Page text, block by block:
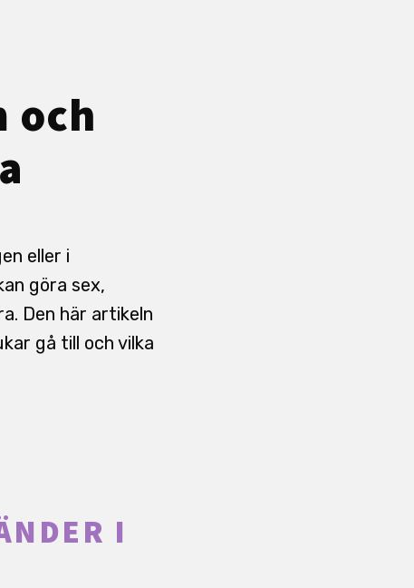
och
eller i
göra sex,
Den här artikeln
gå till och vilka
I